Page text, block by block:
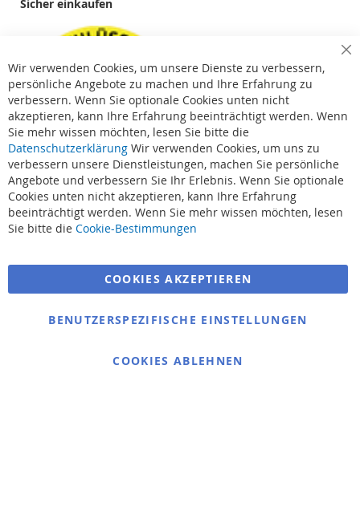
Sicher einkaufen
Suchbegriffe
Bestellungen und Rücksendungen
Kontaktieren Sie uns
Cookie Einstellungen
Wir verwenden Cookies, um unsere Dienste zu verbessern,
persönliche Angebote zu machen und Ihre Erfahrung zu
verbessern. Wenn Sie optionale Cookies unten nicht
akzeptieren, kann Ihre Erfahrung beeinträchtigt werden. Wenn
Sie mehr wissen möchten, lesen Sie bitte die
Datenschutzerklärung Wir verwenden Cookies, um uns zu
verbessern unsere Dienstleistungen, machen Sie persönliche
Angebote und verbessern Sie Ihr Erlebnis. Wenn Sie optionale
Cookies unten nicht akzeptieren, kann Ihre Erfahrung
beeinträchtigt werden. Wenn Sie mehr wissen möchten, lesen
Sie bitte die Cookie-Bestimmungen
COOKIES AKZEPTIEREN
BENUTZERSPEZIFISCHE EINSTELLUNGEN
COOKIES ABLEHNEN